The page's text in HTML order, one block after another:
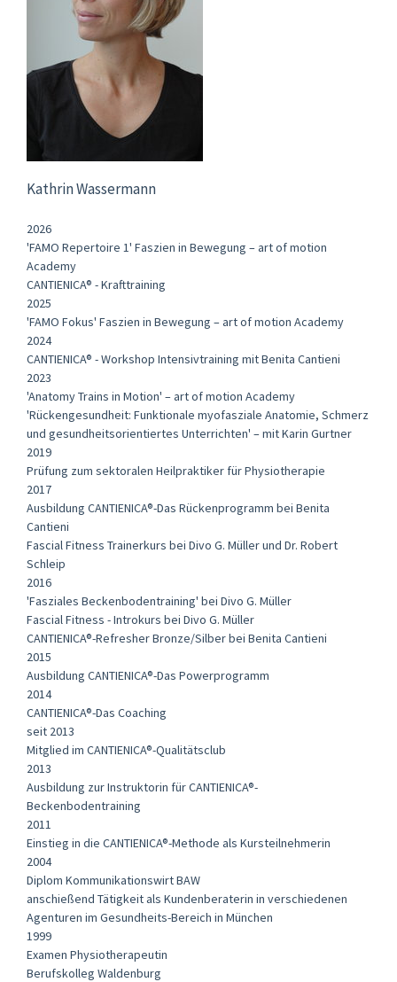
Kathrin Wassermann
2026
'FAMO Repertoire 1' Faszien in Bewegung – art of motion
Academy
CANTIENICA® - Krafttraining
2025
'FAMO Fokus' Faszien in Bewegung – art of motion Academy
2024
CANTIENICA® - Workshop Intensivtraining mit Benita Cantieni
2023
'Anatomy Trains in Motion' – art of motion Academy
'Rückengesundheit: Funktionale myofasziale Anatomie, Schmerz
und gesundheitsorientiertes Unterrichten' – mit Karin Gurtner
2019
Prüfung zum sektoralen Heilpraktiker für Physiotherapie
2017
Ausbildung CANTIENICA®-Das Rückenprogramm bei Benita
Cantieni
Fascial Fitness Trainerkurs bei Divo G. Müller und Dr. Robert
Schleip
2016
'Fasziales Beckenbodentraining' bei Divo G. Müller
Fascial Fitness - Introkurs bei Divo G. Müller
CANTIENICA®-Refresher Bronze/Silber bei Benita Cantieni
2015
Ausbildung CANTIENICA®-Das Powerprogramm
2014
CANTIENICA®-Das Coaching
seit 2013
Mitglied im CANTIENICA®-Qualitätsclub
2013
Ausbildung zur Instruktorin für CANTIENICA®-
Beckenbodentraining
2011
Einstieg in die CANTIENICA®-Methode als Kursteilnehmerin
2004
Diplom Kommunikationswirt BAW
anschießend Tätigkeit als Kundenberaterin in verschiedenen
Agenturen im Gesundheits-Bereich in München
1999
Examen Physiotherapeutin
Berufskolleg Waldenburg